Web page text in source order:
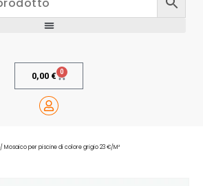
0,00 € 0
/ Mosaico per piscine di colore grigio 23 €/M²